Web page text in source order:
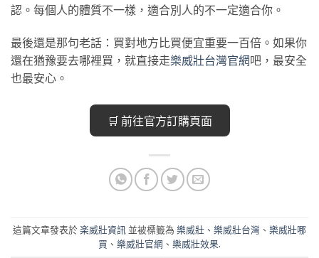
認。每個人的體質不一樣，適合別人的不一定適合你。
最後還是那句老話：買對地方比買便宜重要一百倍。如果你
還在猶豫要去哪裡買，就直接走樂威壯台灣官網吧，最安全
也最安心。
🛒 前往官方訂購頁面
這篇文章發表於楽威壯資訊 並被標籤為 樂威壯 、 樂威壯台灣 、 樂威壯哪
買 、 樂威壯官網 、 樂威壯效果.